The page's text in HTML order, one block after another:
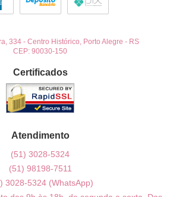
334- Centro Histórico, Porto Alegre - RS
CEP: 90030-150
Certificados
Atendimento
(51) 3028-5324
(51) 98198-7511
3028-5324 (WhatsApp)